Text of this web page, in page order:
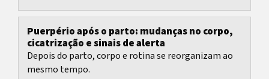
Puerpério após o parto: mudanças no corpo,
cicatrização e sinais de alerta
Depois do parto, corpo e rotina se reorganizam ao
mesmo tempo.